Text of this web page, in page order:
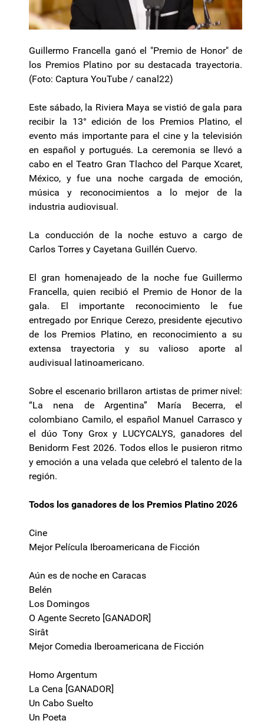
Guillermo Francella ganó el "Premio de Honor" de
los Premios Platino por su destacada trayectoria.
(Foto: Captura YouTube / canal22)
Este sábado, la Riviera Maya se vistió de gala para
recibir la 13° edición de los Premios Platino, el
evento más importante para el cine y la televisión
en español y portugués. La ceremonia se llevó a
cabo en el Teatro Gran Tlachco del Parque Xcaret,
México, y fue una noche cargada de emoción,
música y reconocimientos a lo mejor de la
industria audiovisual.
La conducción de la noche estuvo a cargo de
Carlos Torres y Cayetana Guillén Cuervo.
El gran homenajeado de la noche fue Guillermo
Francella, quien recibió el Premio de Honor de la
gala. El importante reconocimiento le fue
entregado por Enrique Cerezo, presidente ejecutivo
de los Premios Platino, en reconocimiento a su
extensa trayectoria y su valioso aporte al
audivisual latinoamericano.
Sobre el escenario brillaron artistas de primer nivel:
“La nena de Argentina” María Becerra, el
colombiano Camilo, el español Manuel Carrasco y
el dúo Tony Grox y LUCYCALYS, ganadores del
Benidorm Fest 2026. Todos ellos le pusieron ritmo
y emoción a una velada que celebró el talento de la
región.
Todos los ganadores de los Premios Platino 2026
Cine
Mejor Película Iberoamericana de Ficción
Aún es de noche en Caracas
Belén
Los Domingos
O Agente Secreto [GANADOR]
Sirât
Mejor Comedia Iberoamericana de Ficción
Homo Argentum
La Cena [GANADOR]
Un Cabo Suelto
Un Poeta